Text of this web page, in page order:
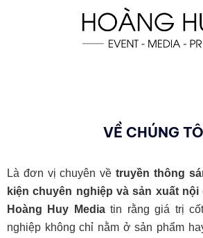
VỀ CHÚNG
Là đơn vị chuyên vềtruyền thông
kiện chuyên nghiệp và sản xuất
Hoàng Huy Mediatin rằng giá trị
nghiệp không chỉ nằm ở sản phẩm